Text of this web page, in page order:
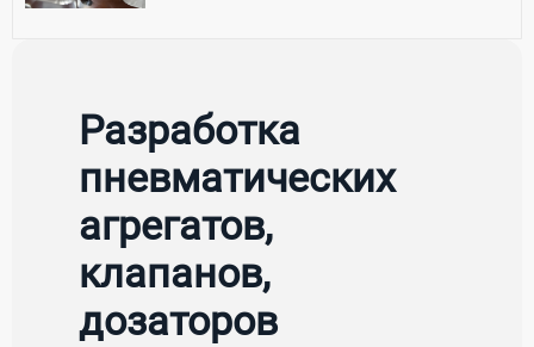
Разработка
пневматических
агрегатов,
клапанов,
дозаторов